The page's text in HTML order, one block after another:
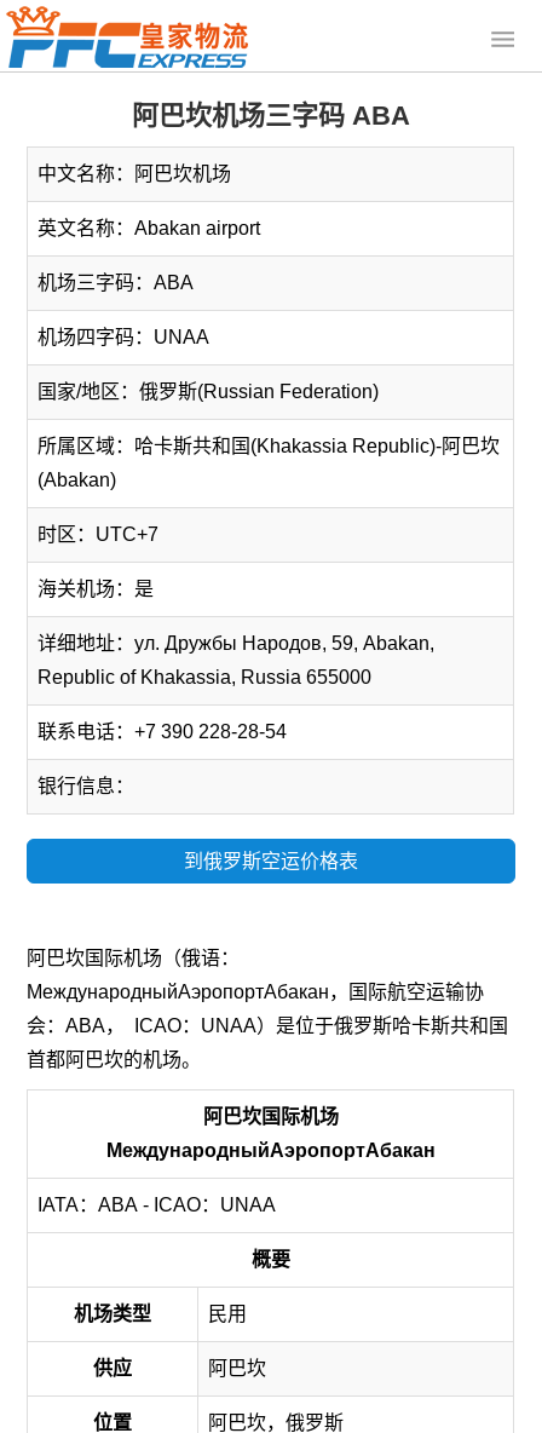
阿巴坎机场三字码 ABA
中文名称：阿巴坎机场
英文名称：Abakan airport
机场三字码：ABA
机场四字码：UNAA
国家/地区：俄罗斯(Russian Federation)
所属区域：哈卡斯共和国(Khakassia Republic)-阿巴坎
(Abakan)
时区：UTC+7
海关机场：是
详细地址：ул. Дружбы Народов, 59, Abakan,
Republic of Khakassia, Russia 655000
联系电话：+7 390 228-28-54
银行信息：
到俄罗斯空运价格表
阿巴坎国际机场（俄语：
МеждународныйАэропортАбакан，国际航空运输协
会：ABA， ICAO：UNAA）是位于俄罗斯哈卡斯共和国
首都阿巴坎的机场。
阿巴坎国际机场
МеждународныйАэропортАбакан
IATA：ABA - ICAO：UNAA
概要
机场类型 民用
供应 阿巴坎
位置 阿巴坎，俄罗斯